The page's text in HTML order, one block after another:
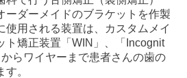
ーダーメイドのブラケットを作製
使用される装置は、カスタムメイ
ト矯正装置「WIN」、「Incognit
らワイヤーまで患者さんの歯の
。